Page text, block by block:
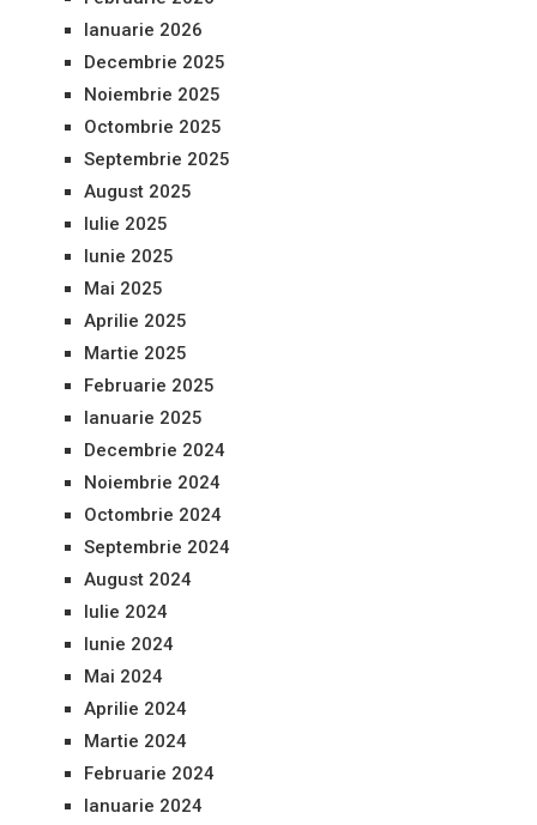
Ianuarie 2026
Decembrie 2025
Noiembrie 2025
Octombrie 2025
Septembrie 2025
August 2025
Iulie 2025
Iunie 2025
Mai 2025
Aprilie 2025
Martie 2025
Februarie 2025
Ianuarie 2025
Decembrie 2024
Noiembrie 2024
Octombrie 2024
Septembrie 2024
August 2024
Iulie 2024
Iunie 2024
Mai 2024
Aprilie 2024
Martie 2024
Februarie 2024
Ianuarie 2024